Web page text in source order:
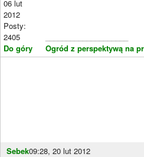
06 lut
2012
Posty:
2405
Do góry
Ogród z perspektywą na
Sebek09:28, 20 lut 2012